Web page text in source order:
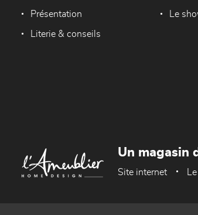
Présentation Le
Literie & conseils
Un magasin
Site internet